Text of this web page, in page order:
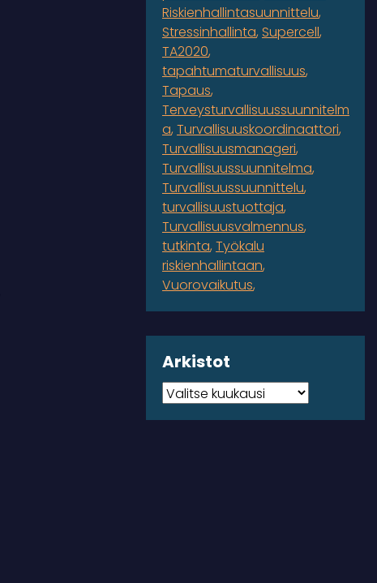
Riskienhallintasuunnittelu
Stressinhallinta Supercell
TA2020
tapahtumaturvallisuus
Tapaus
Terveysturvallisuussuunnitelm
a Turvallisuuskoordinaattori
Turvallisuusmanageri
Turvallisuussuunnitelma
Turvallisuussuunnittelu
turvallisuustuottaja
Turvallisuusvalmennus
tutkinta Työkalu
riskienhallintaan
Vuorovaikutus
Arkistot
Arkistot